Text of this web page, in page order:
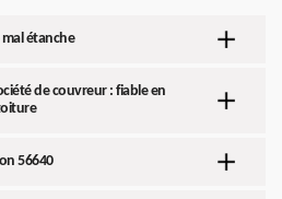
étanche
de couvreur : fiable en
56640